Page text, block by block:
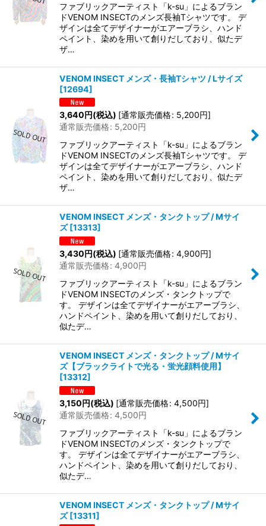
ファブリックアーティスト「k-su」によるブラン
ドVENOM INSECTのメンズ長袖Tシャツです。 デ
ザインは全てデザイナーがエアーブラシ、ハンド
ペイント、染めを用いて創りだしており、似たデ
ザ…
VENOM INSECT メンズ・長袖Tシャツ / Lサイズ
[12694]
3,640円(税込) [通常販売価格: 5,200円]
通常販売価格: 5,200円
ファブリックアーティスト「k-su」によるブラン
ドVENOM INSECTのメンズ長袖Tシャツです。 デ
ザインは全てデザイナーがエアーブラシ、ハンド
ペイント、染めを用いて創りだしており、似たデ
ザ…
VENOM INSECT メンズ・タンクトップ / Mサイ
ズ [13313]
3,430円(税込) [通常販売価格: 4,900円]
通常販売価格: 4,900円
ファブリックアーティスト「k-su」によるブラン
ドVENOM INSECTのメンズ・タンクトップで
す。 デザインは全てデザイナーがエアーブラシ、
ハンドペイント、染めを用いて創りだしており、
似たデ…
VENOM INSECT メンズ・タンクトップ / Mサイ
ズ【ブラックライトで光る・蛍光顔料使用】
[13312]
3,150円(税込) [通常販売価格: 4,500円]
通常販売価格: 4,500円
ファブリックアーティスト「k-su」によるブラン
ドVENOM INSECTのメンズ・タンクトップで
す。 デザインは全てデザイナーがエアーブラシ、
ハンドペイント、染めを用いて創りだしており、
似たデ…
VENOM INSECT メンズ・タンクトップ / Mサイ
ズ [13311]